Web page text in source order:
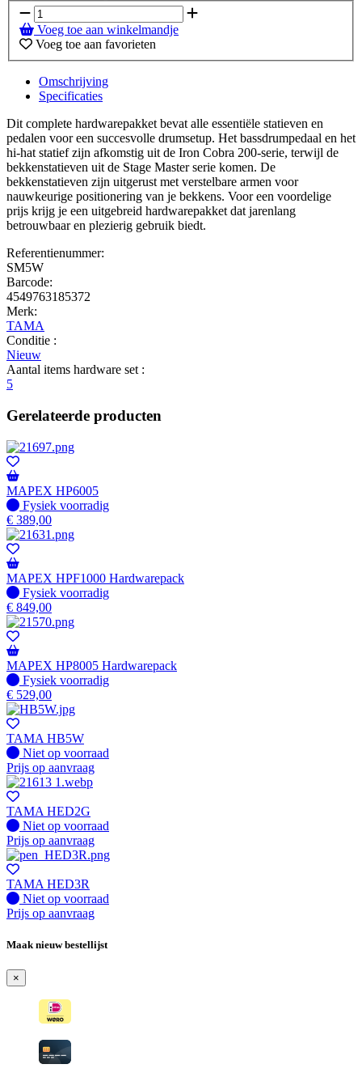
Voeg toe aan winkelmandje
Voeg toe aan favorieten
Omschrijving
Specificaties
Dit complete hardwarepakket bevat alle essentiële statieven en
pedalen voor een succesvolle drumsetup. Het bassdrumpedaal en het
hi-hat statief zijn afkomstig uit de Iron Cobra 200-serie, terwijl de
bekkenstatieven uit de Stage Master serie komen. De
bekkenstatieven zijn uitgerust met verstelbare armen voor
nauwkeurige positionering van je bekkens. Voor een voordelige
prijs krijg je een uitgebreid hardwarepakket dat jarenlang
betrouwbaar en plezierig gebruik biedt.
Referentienummer:
SM5W
Barcode:
4549763185372
Merk:
TAMA
Conditie :
Nieuw
Aantal items hardware set :
5
Gerelateerde producten
MAPEX HP6005
Fysiek voorradig
Fysiek voorradig
€ 389,00
MAPEX HPF1000 Hardwarepack
Fysiek voorradig
Fysiek voorradig
€ 849,00
MAPEX HP8005 Hardwarepack
Fysiek voorradig
Fysiek voorradig
€ 529,00
TAMA HB5W
Fysiek voorradig
Niet op voorraad
Prijs op aanvraag
TAMA HED2G
Fysiek voorradig
Niet op voorraad
Prijs op aanvraag
TAMA HED3R
Fysiek voorradig
Niet op voorraad
Prijs op aanvraag
Maak nieuw bestellijst
×